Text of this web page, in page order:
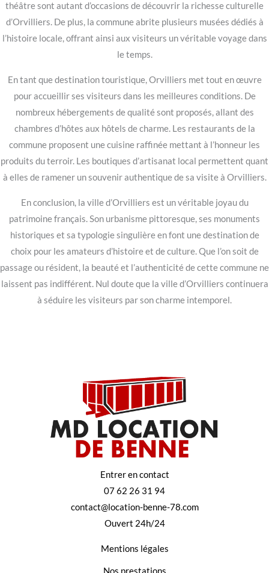
théâtre sont autant d’occasions de découvrir la richesse culturelle
d’Orvilliers. De plus, la commune abrite plusieurs musées dédiés à
l’histoire locale, offrant ainsi aux visiteurs un véritable voyage dans
le temps.
En tant que destination touristique, Orvilliers met tout en œuvre
pour accueillir ses visiteurs dans les meilleures conditions. De
nombreux hébergements de qualité sont proposés, allant des
chambres d’hôtes aux hôtels de charme. Les restaurants de la
commune proposent une cuisine raffinée mettant à l’honneur les
produits du terroir. Les boutiques d’artisanat local permettent quant
à elles de ramener un souvenir authentique de sa visite à Orvilliers.
En conclusion, la ville d’Orvilliers est un véritable joyau du
patrimoine français. Son urbanisme pittoresque, ses monuments
historiques et sa typologie singulière en font une destination de
choix pour les amateurs d’histoire et de culture. Que l’on soit de
passage ou résident, la beauté et l’authenticité de cette commune ne
laissent pas indifférent. Nul doute que la ville d’Orvilliers continuera
à séduire les visiteurs par son charme intemporel.
Entrer en contact
07 62 26 31 94
contact@location-benne-78.com
Ouvert 24h/24
Mentions légales
Nos prestations